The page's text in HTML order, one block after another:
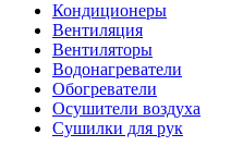
Кондиционеры
Вентиляция
Вентиляторы
Водонагреватели
Обогреватели
Осушители воздуха
Сушилки для рук